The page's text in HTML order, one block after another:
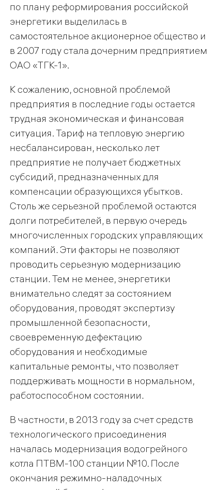
по плану реформирования российской
энергетики выделилась в
самостоятельное акционерное общество и
в 2007 году стала дочерним предприятием
ОАО «ТГК-1».
К сожалению, основной проблемой
предприятия в последние годы остается
трудная экономическая и финансовая
ситуация. Тариф на тепловую энергию
несбалансирован, несколько лет
предприятие не получает бюджетных
субсидий, предназначенных для
компенсации образующихся убытков.
Столь же серьезной проблемой остаются
долги потребителей, в первую очередь
многочисленных городских управляющих
компаний. Эти факторы не позволяют
проводить серьезную модернизацию
станции. Тем не менее, энергетики
внимательно следят за состоянием
оборудования, проводят экспертизу
промышленной безопасности,
своевременную дефектацию
оборудования и необходимые
капитальные ремонты, что позволяет
поддерживать мощности в нормальном,
работоспособном состоянии.
В частности, в 2013 году за счет средств
технологического присоединения
началась модернизация водогрейного
котла ПТВМ-100 станции №10. После
окончания режимно-наладочных